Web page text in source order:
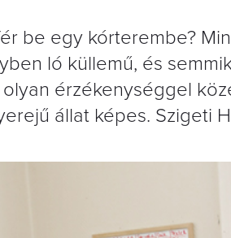
be egy kórterembe?
ló küllemű, és
olyan érzékenységgel
állat képes. Szigeti